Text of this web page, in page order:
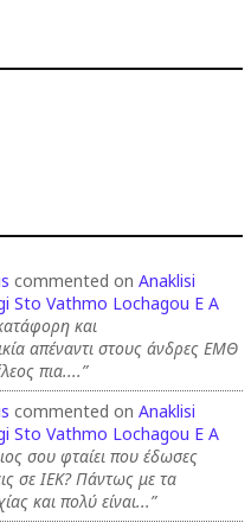
commented onAnaklisi
Sto Vathmo Lochagou E A
και
απέναντι στους άνδρες ΕΜΘ
πια....”
commented onAnaklisi
Sto Vathmo Lochagou E A
σου φταίει που έδωσες
σε ΙΕΚ? Πάντως με τα
και πολύ είναι...”